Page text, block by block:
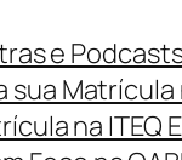
e
sua Matrícula
na ITEQ